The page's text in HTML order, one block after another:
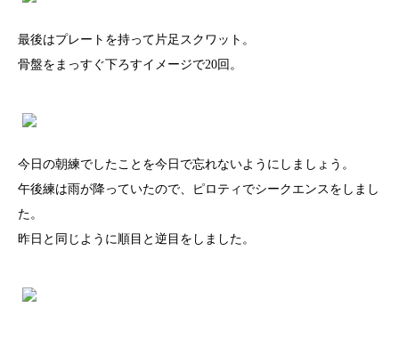
最後はプレートを持って片足スクワット。
骨盤をまっすぐ下ろすイメージで20回。
今日の朝練でしたことを今日で忘れないようにしましょう。
午後練は雨が降っていたので、ピロティでシークエンスをしまし
た。
昨日と同じように順目と逆目をしました。